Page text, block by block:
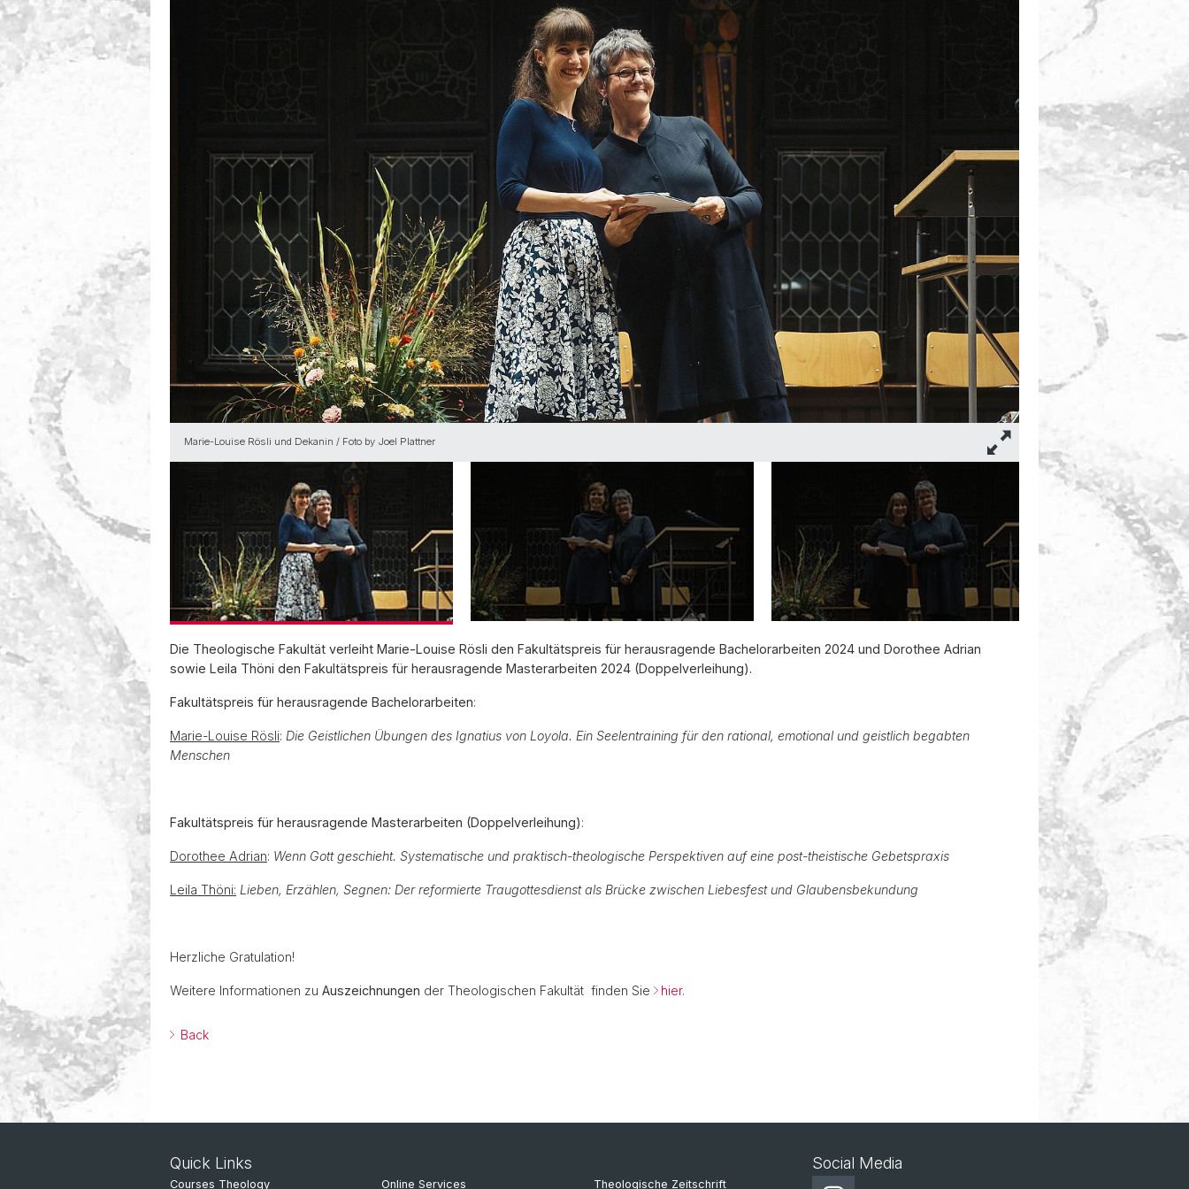
Marie-Louise Rösli und Dekanin / Foto by Joel Plattner
Die Theologische Fakultät verleiht Marie-Louise Rösli den Fakultätspreis für herausragende Bachelorarbeiten 2024 und Dorothee Adrian
sowie Leila Thöni den Fakultätspreis für herausragende Masterarbeiten 2024 (Doppelverleihung).
Fakultätspreis für herausragende Bachelorarbeiten:
Marie-Louise Rösli: Die Geistlichen Übungen des Ignatius von Loyola. Ein Seelentraining für den rational, emotional und geistlich begabten
Menschen
Fakultätspreis für herausragende Masterarbeiten (Doppelverleihung):
Dorothee Adrian: Wenn Gott geschieht. Systematische und praktisch-theologische Perspektiven auf eine post-theistische Gebetspraxis
Leila Thöni: Lieben, Erzählen, Segnen: Der reformierte Traugottesdienst als Brücke zwischen Liebesfest und Glaubensbekundung
Herzliche Gratulation!
Weitere Informationen zu Auszeichnungen der Theologischen Fakultät finden Sie hier.
Back
Quick Links
Courses Theology Online Services Theologische Zeitschrift
Social Media